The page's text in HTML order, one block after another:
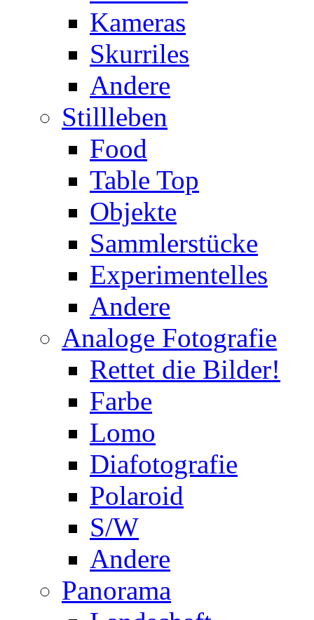
Kameras
Skurriles
Andere
Stillleben
Food
Table Top
Objekte
Sammlerstücke
Experimentelles
Andere
Analoge Fotografie
Rettet die Bilder!
Farbe
Lomo
Diafotografie
Polaroid
S/W
Andere
Panorama